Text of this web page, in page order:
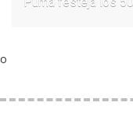
o